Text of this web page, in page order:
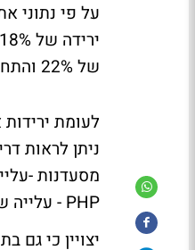
של 22% והתחום שנפגע יותר מכולם הוא תחום הכספים והכלכלה ירידה של 28% בביקושים לעובדים.
לעומת
PHP - עלייה של 15%, מפתחי בסביבות : ANDROID ,IOS ,I-PHONE- עלייה של 23%.
יצויין כי